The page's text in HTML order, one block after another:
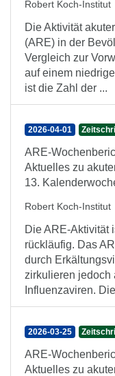
Robert Koch-Institut
Die Aktivität
(ARE) in der
Vergleich zur
auf einem
ist die Zahl der ...
2026-04-01
ARE-
Aktuelles zu
13.
Robert Koch-Institut
Die ARE-Aktivität
rückläufig. Das
durch
zirkulieren jedoch
Influenzaviren.
2026-03-25
ARE-
Aktuelles zu